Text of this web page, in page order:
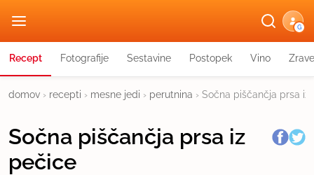
G
Recept Fotografije Sestavine Postopek Vino
domov › recepti › mesne jedi › perutnina › Sočna piščančja prsa iz
Sočna piščančja prsa iz
pečice